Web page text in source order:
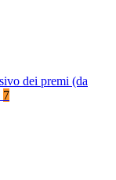
dei premi (da
7